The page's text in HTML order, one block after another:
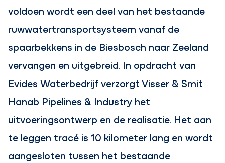
voldoen wordt een deel van het bestaande
ruwwatertransportsysteem vanaf de
spaarbekkens in de Biesbosch naar Zeeland
vervangen en uitgebreid. In opdracht van
Evides Waterbedrijf verzorgt Visser & Smit
Hanab Pipelines & Industry het
uitvoeringsontwerp en de realisatie. Het aan
te leggen tracé is 10 kilometer lang en wordt
aangesloten tussen het bestaande